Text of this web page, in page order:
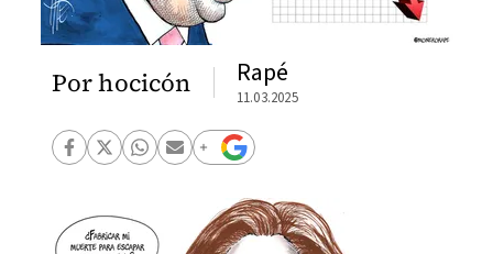
Por hocicón Rapé
11.03.2025